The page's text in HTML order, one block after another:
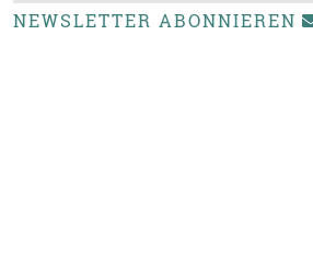
NEWSLETTER ABONNIEREN